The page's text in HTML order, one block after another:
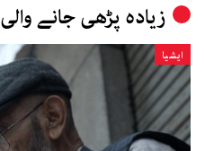
زیادہ پڑھی جانے والی
ایشیا